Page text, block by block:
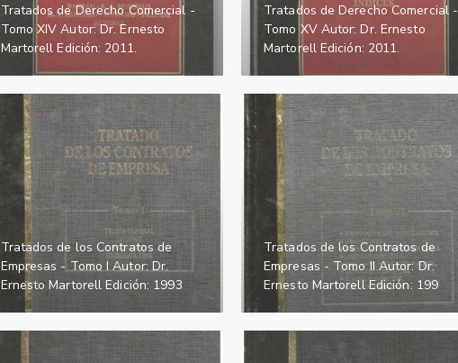
Tratados de Derecho Comercial -
Tomo XIV Autor: Dr. Ernesto
Martorell Edición: 2011.
Tratados de Derecho Comercial -
Tomo XV Autor: Dr. Ernesto
Martorell Edición: 2011.
Tratados de los Contratos de
Empresas - Tomo I Autor: Dr.
Ernesto Martorell Edición: 1993
Tratados de los Contratos de
Empresas - Tomo II Autor: Dr.
Ernesto Martorell Edición: 199